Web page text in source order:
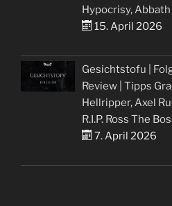
Hypocrisy,
15. April 2026
Gesichtstofu |
Review | Tipps
Hellripper, Axel
R.I.P. Ross The
7. April 2026